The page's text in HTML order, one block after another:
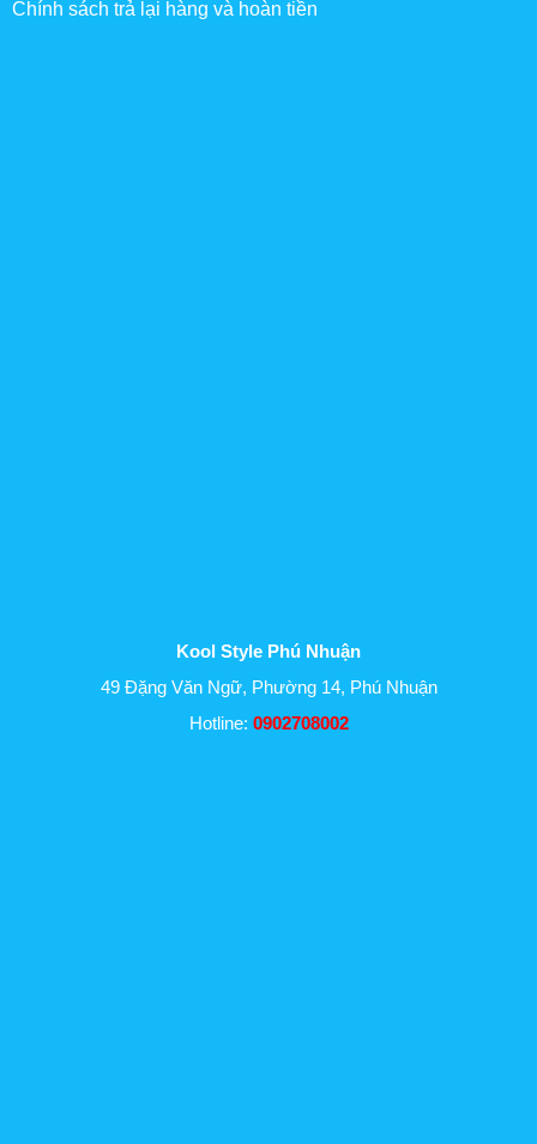
Chính sách trả lại hàng và hoàn tiền
Kool Style Phú Nhuận
49 Đặng Văn Ngữ, Phường 14, Phú Nhuận
Hotline: 0902708002